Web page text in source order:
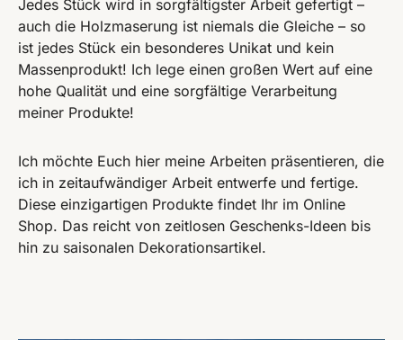
Jedes Stück wird in sorgfältigster Arbeit gefertigt –
auch die Holzmaserung ist niemals die Gleiche – so
ist jedes Stück ein besonderes Unikat und kein
Massenprodukt! Ich lege einen großen Wert auf eine
hohe Qualität und eine sorgfältige Verarbeitung
meiner Produkte!
Ich möchte Euch hier meine Arbeiten präsentieren, die
ich in zeitaufwändiger Arbeit entwerfe und fertige.
Diese einzigartigen Produkte findet Ihr im Online
Shop. Das reicht von zeitlosen Geschenks-Ideen bis
hin zu saisonalen Dekorationsartikel.